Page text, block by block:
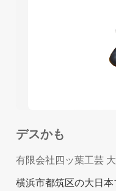
デスかも
有限会社四ッ葉工芸
横浜市都筑区の大日